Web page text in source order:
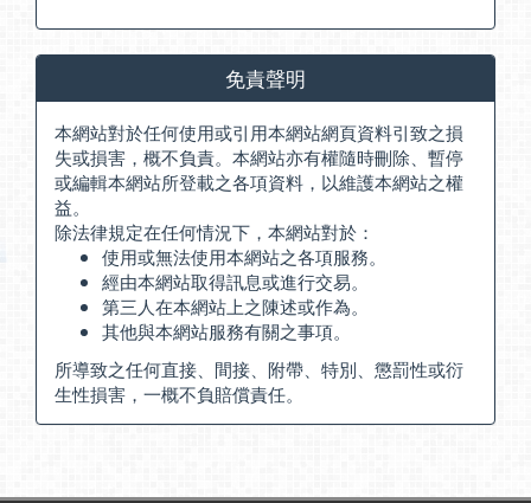
免責聲明
本網站對於任何使用或引用本網站網頁資料引致之損
失或損害，概不負責。本網站亦有權隨時刪除、暫停
或編輯本網站所登載之各項資料，以維護本網站之權
益。
除法律規定在任何情況下，本網站對於：
使用或無法使用本網站之各項服務。
經由本網站取得訊息或進行交易。
第三人在本網站上之陳述或作為。
其他與本網站服務有關之事項。
所導致之任何直接、間接、附帶、特別、懲罰性或衍
生性損害，一概不負賠償責任。